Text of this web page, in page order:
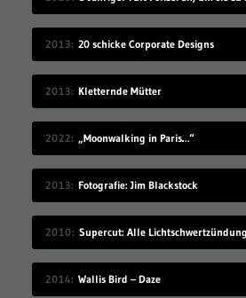
2013 20 schicke Corporate Designs
2013 Kletternde Mütter
2022 „Moonwalking in Paris…“
2013 Fotografie: Jim Blackstock
2010
2014 Wallis Bird – Daze